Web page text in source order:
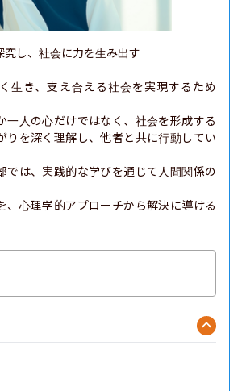
し、社会に力を生み出す
生き、支え合える社会を実現するため
一人の心だけではなく、社会を形成する
りを深く理解し、他者と共に行動してい
では、実践的な学びを通じて人間関係の
、心理学的アプローチから解決に導ける